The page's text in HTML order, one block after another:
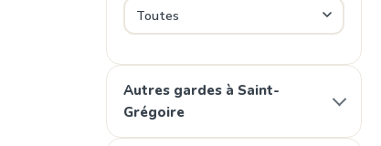
Autres gardes à Saint-
Grégoire